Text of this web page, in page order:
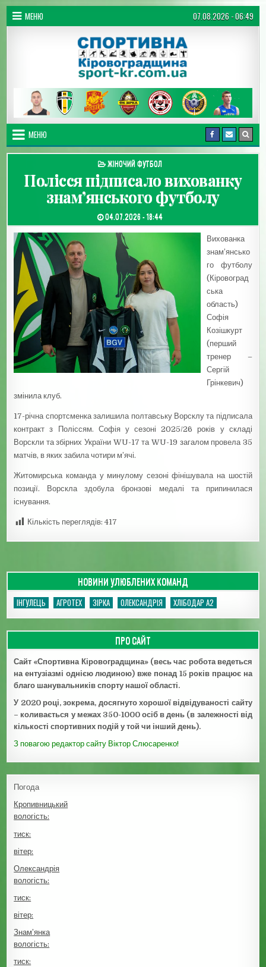
Перейти до вмісту
МЕНЮ 07.08.2026 - 06:49
Спортивна Кіровоградщина
МЕНЮ
ОПУБЛІКУВАТИ В
ЖІНОЧИЙ ФУТБОЛ
Полісся підписало вихованку
знам’янського футболу
ДАТА ЗАПИСИ:
04.07.2026 - 18:44
Вихованка
знам’янсько
го футболу
(Кіровоград
ська
область)
Софія
Козішкурт
(перший
тренер –
Сергій
Грінкевич)
змінила клуб.
17-річна спортсменка залишила полтавську Ворсклу та підписала
контракт з Поліссям. Софія у сезоні 2025/26 років у складі
Ворскли та збірних України WU-17 та WU-19 загалом провела 35
матчів, в яких забила чотири м’ячі.
Житомирська команда у минулому сезоні фінішувала на шостій
позиції. Ворскла здобула бронзові медалі та припинилася
існування.
Кількість переглядів: 417
НОВИНИ УЛЮБЛЕНИХ КОМАНД
ІНГУЛЕЦЬ АГРОТЕХ ЗІРКА ОЛЕКСАНДРІЯ ХЛІБОДАР А2
ПРО САЙТ
Сайт «Спортивна Кіровоградщина» (весь час робота ведеться
на ентузіазмі однією людиною) вже понад 15 років працює на
благо шанувальників спорту нашої області.
У 2020 році, зокрема, досягнуто хорошої відвідуваності сайту
– коливається у межах 350-1000 осіб в день (в залежності від
кількості спортивних подій у той чи інший день).
З повагою редактор сайту Віктор Слюсаренко!
Погода
Кропивницький
вологість:
тиск:
вітер:
Олександрія
вологість:
тиск:
вітер:
Знам’янка
вологість:
тиск: